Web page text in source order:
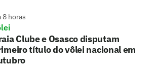
8 horas
Clube e Osasco disputam
título do vôlei nacional em